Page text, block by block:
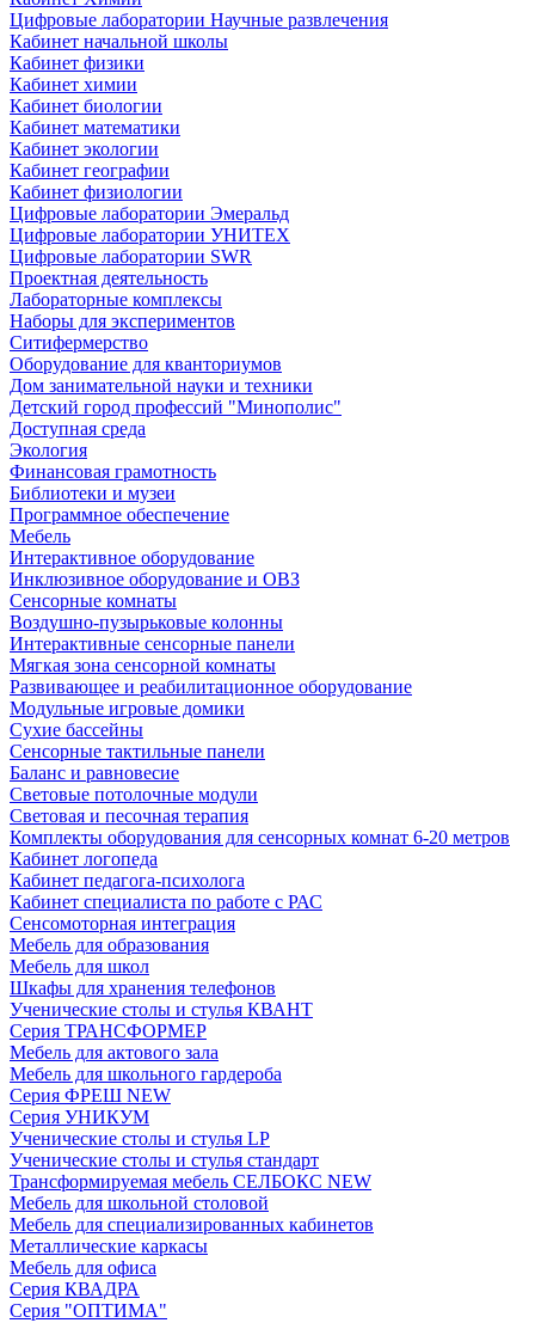
Цифровые лаборатории Научные развлечения
Кабинет начальной школы
Кабинет физики
Кабинет химии
Кабинет биологии
Кабинет математики
Кабинет экологии
Кабинет географии
Кабинет физиологии
Цифровые лаборатории Эмеральд
Цифровые лаборатории УНИТЕХ
Цифровые лаборатории SWR
Проектная деятельность
Лабораторные комплексы
Наборы для экспериментов
Ситифермерство
Оборудование для кванториумов
Дом занимательной науки и техники
Детский город профессий "Минополис"
Доступная среда
Экология
Финансовая грамотность
Библиотеки и музеи
Программное обеспечение
Мебель
Интерактивное оборудование
Инклюзивное оборудование и ОВЗ
Cенсорные комнаты
Воздушно-пузырьковые колонны
Интерактивные сенсорные панели
Мягкая зона сенсорной комнаты
Развивающее и реабилитационное оборудование
Модульные игровые домики
Сухие бассейны
Сенсорные тактильные панели
Баланс и равновесие
Световые потолочные модули
Световая и песочная терапия
Комплекты оборудования для сенсорных комнат 6-20 метров
Кабинет логопеда
Кабинет педагога-психолога
Кабинет специалиста по работе с РАС
Сенсомоторная интеграция
Мебель для образования
Мебель для школ
Шкафы для хранения телефонов
Ученические столы и стулья КВАНТ
Серия ТРАНСФОРМЕР
Мебель для актового зала
Мебель для школьного гардероба
Серия ФРЕШ NEW
Серия УНИКУМ
Ученические столы и стулья LP
Ученические столы и стулья стандарт
Трансформируемая мебель СЕЛБОКС NEW
Мебель для школьной столовой
Мебель для специализированных кабинетов
Металлические каркасы
Мебель для офиса
Серия КВАДРА
Серия "ОПТИМА"